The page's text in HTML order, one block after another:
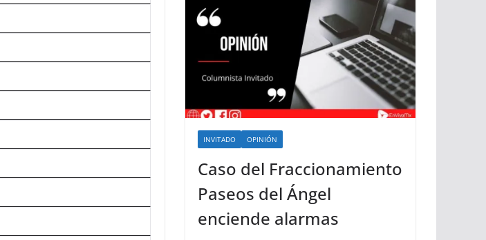
INVITADO OPINIÓN
Caso del Fraccionamiento
Paseos del Ángel
enciende alarmas